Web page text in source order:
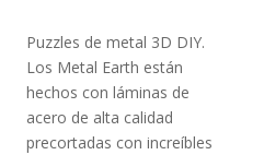
Puzzles de metal 3D DIY.
Los Metal Earth están
hechos con láminas de
acero de alta calidad
precortadas con increíbles